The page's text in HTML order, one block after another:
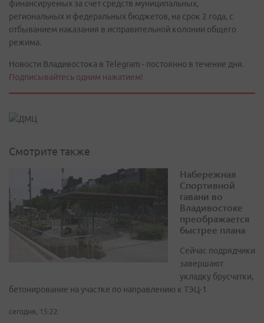
финансируемых за счет средств муниципальных,
региональных и федеральных бюджетов, на срок 2 года, с
отбыванием наказания в исправительной колонии общего
режима.
Новости Владивостока в Telegram - постоянно в течение дня.
Подписывайтесь одним нажатием!
Смотрите также
Набережная
Спортивной
гавани во
Владивостоке
преображается
быстрее плана
Сейчас подрядчики
завершают
укладку брусчатки,
бетонирование на участке по направлению к ТЭЦ-1
сегодня, 15:22